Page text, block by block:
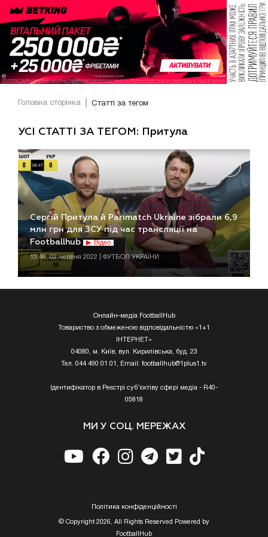
Головна сторінка Статті за тегом
УСІ СТАТТІ ЗА ТЕГОМ: Притула
Сергій Притула й Parimatch Ukraine зібрали 6,9
млн грн для ЗСУ під час трансляції на
Footballhub
Відео
15:46, 02 червня 2022 | ФУТБОЛ УКРАЇНИ
Онлайн-медіа FootballHub
Товариство з обмеженою відповідальністю «1+1
ІНТЕРНЕТ»
04080, м. Київ, вул. Кирилівська, буд. 23
Тел. 044 490 01 01, Email: footballhub@1plus1.tv
Ідентифікатор в Реєстрі суб’єктіву сфері медіа - R40-
05818
МИ У СОЦ. МЕРЕЖАХ
Полiтика конфiденцiйностi
© Copyright 2026, All Rights Reserved Powered by
FootballHub